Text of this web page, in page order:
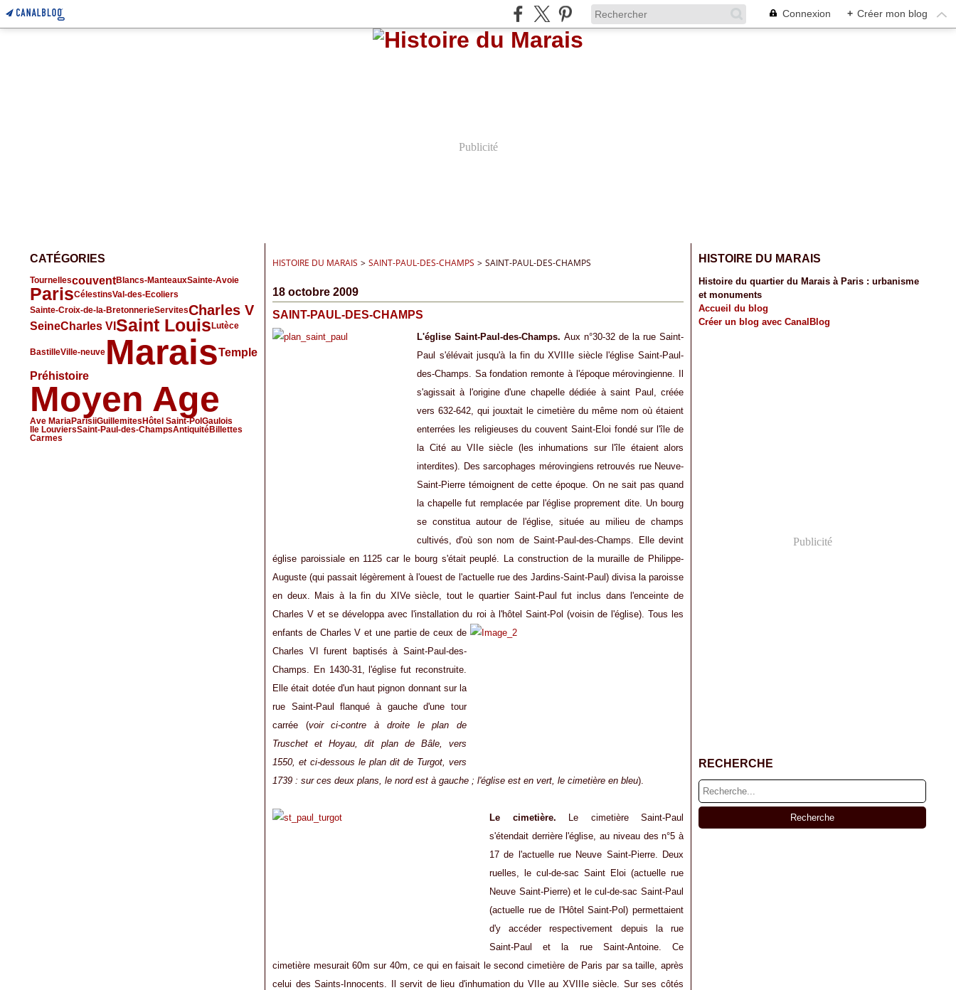
Connexion + Créer mon blog
Publicité
CATÉGORIES
TournellescouventBlancs-ManteauxSainte-Avoie
ParisCélestinsVal-des-Ecoliers
Sainte-Croix-de-la-BretonnerieServitesCharles V
SeineCharles VISaint Louis Lutèce
BastilleVille-neuve MaraisTemple
Préhistoire
Moyen Age
Ave MariaParisiiGuillemites Hôtel Saint-Pol Gaulois
Ile LouviersSaint-Paul-des-ChampsAntiquitéBillettes
Carmes
HISTOIRE DU MARAIS > SAINT-PAUL-DES-CHAMPS > SAINT-PAUL-DES-CHAMPS
18 octobre 2009
SAINT-PAUL-DES-CHAMPS
L'église Saint-Paul-des-Champs. Aux n°30-32 de la rue Saint-
Paul s'élévait jusqu'à la fin du XVIIIe siècle l'église Saint-Paul-
des-Champs. Sa fondation remonte à l'époque mérovingienne. Il
s'agissait à l'origine d'une chapelle dédiée à saint Paul, créée
vers 632-642, qui jouxtait le cimetière du même nom où étaient
enterrées les religieuses du couvent Saint-Eloi fondé sur l'île de
la Cité au VIIe siècle (les inhumations sur l'île étaient alors
interdites). Des sarcophages mérovingiens retrouvés rue Neuve-
Saint-Pierre témoignent de cette époque. On ne sait pas quand
la chapelle fut remplacée par l'église proprement dite. Un bourg
se constitua autour de l'église, située au milieu de champs
cultivés, d'où son nom de Saint-Paul-des-Champs. Elle devint
église paroissiale en 1125 car le bourg s'était peuplé. La construction de la muraille de Philippe-
Auguste (qui passait légèrement à l'ouest de l'actuelle rue des Jardins-Saint-Paul) divisa la paroisse
en deux. Mais à la fin du XIVe siècle, tout le quartier Saint-Paul fut inclus dans l'enceinte de
Charles V et se développa avec l'installation du roi à l'hôtel Saint-Pol (voisin de l'église). Tous les
enfants de Charles V et une partie de ceux de
Charles VI furent baptisés à Saint-Paul-des-
Champs. En 1430-31, l'église fut reconstruite.
Elle était dotée d'un haut pignon donnant sur la
rue Saint-Paul flanqué à gauche d'une tour
carrée (voir ci-contre à droite le plan de
Truschet et Hoyau, dit plan de Bâle, vers
1550, et ci-dessous le plan dit de Turgot, vers
1739 : sur ces deux plans, le nord est à gauche ; l'église est en vert, le cimetière en bleu).
Le cimetière. Le cimetière Saint-Paul
s'étendait derrière l'église, au niveau des n°5 à
17 de l'actuelle rue Neuve Saint-Pierre. Deux
ruelles, le cul-de-sac Saint Eloi (actuelle rue
Neuve Saint-Pierre) et le cul-de-sac Saint-Paul
(actuelle rue de l'Hôtel Saint-Pol) permettaient
d'y accéder respectivement depuis la rue
Saint-Paul et la rue Saint-Antoine. Ce
cimetière mesurait 60m sur 40m, ce qui en faisait le second cimetière de Paris par sa taille, après
celui des Saints-Innocents. Il servit de lieu d'inhumation du VIIe au XVIIIe siècle. Sur ses côtés
HISTOIRE DU MARAIS
Histoire du quartier du Marais à Paris : urbanisme
et monuments
Accueil du blog
Créer un blog avec CanalBlog
Publicité
RECHERCHE